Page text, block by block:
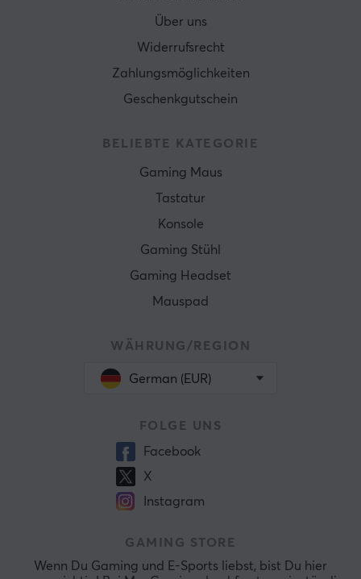
Über uns
Widerrufsrecht
Zahlungsmöglichkeiten
Geschenkgutschein
BELIEBTE KATEGORIE
Gaming Maus
Tastatur
Konsole
Gaming Stühl
Gaming Headset
Mauspad
WÄHRUNG/REGION
German (EUR)
FOLGE UNS
Facebook
X
Instagram
GAMING STORE
Wenn Du Gaming und E-Sports liebst, bist Du hier